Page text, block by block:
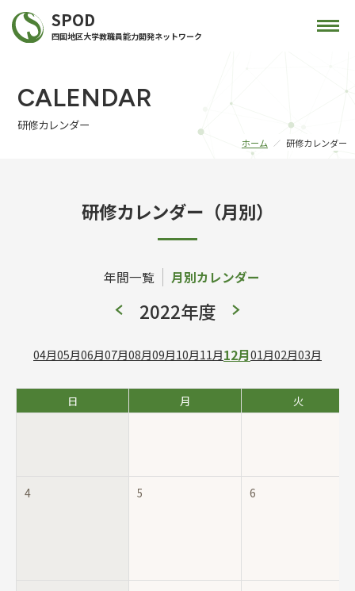
SPOD
四国地区大学教職員能力開発ネットワーク
CALENDAR
研修カレンダー
ホーム 研修カレンダー
研修カレンダー（月別）
年間一覧 月別カレンダー
2022年度
04月05月06月07月08月09月10月11月12月01月02月03月
日 月 火
4 5 6